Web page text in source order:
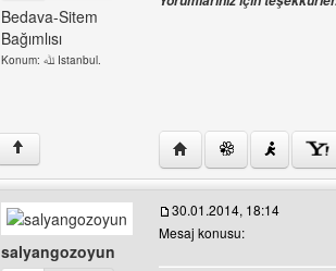
Bedava-Sitem
Bağımlısı
Konum: ﷲ Istanbul.
↑ Yazarın web sitesini
salyangozoyun
30.01.2014, 18:14
Mesaj konusu: